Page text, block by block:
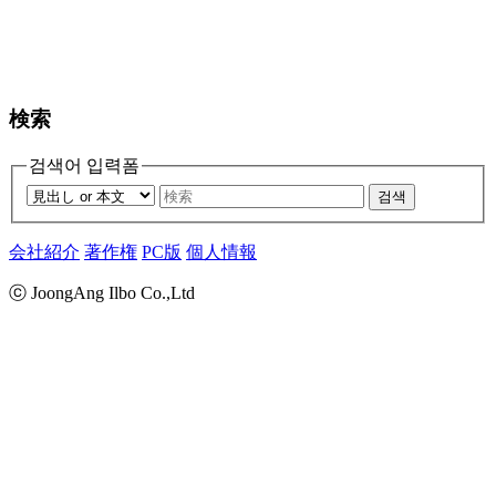
検索
검색어 입력폼
검색
会社紹介 著作権 PC版 個人情報
ⓒ JoongAng Ilbo Co.,Ltd